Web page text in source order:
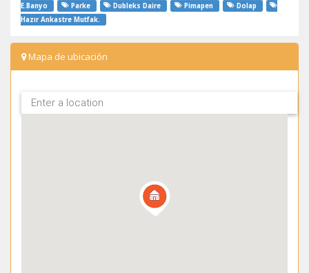
E.Banyo
Parke Dubleks Daire Pimapen
Dolap
Hazır Ankastre Mutfak.
Mapa de ubicación